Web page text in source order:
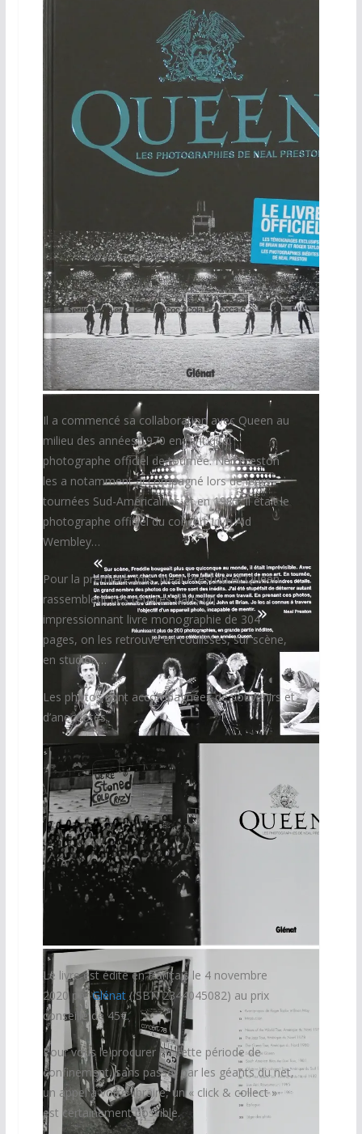
Les Photographies de Neil Preston
Les Photographies de Neil Preston
Il a commencé sa collaboration avec Queen au
milieu des années 1970 en tant que
photographe officiel de tournée. Neil Preston
les a notamment accompagné lors de leurs
tournées Sud-Américaines et en 1985, il était le
photographe officiel du concert Live Aid
Wembley…
Pour la première fois, Neal Preston et Queen
rassemblent ces œuvres dans un
impressionnant livre monographie de 304
pages, on les retrouve en coulisses, sur scène,
en studio, …
Les photos sont accompagnées de souvenirs et
d’anecdotes.
Les Photographies de Neil Preston
Le livre est édité en français le 4 novembre
2020 parGlénat(ISBN 2344045082) au prix
conseillé de 45€.
Pour vous le procurer en cette période de
confinement, sans passer par les géants du net,
un appel à votre libraire, un « click & collect »
est certainement possible.